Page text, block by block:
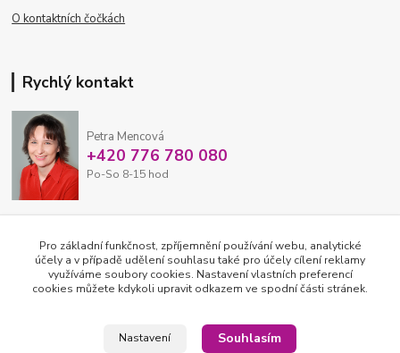
O kontaktních čočkách
Rychlý kontakt
Petra Mencová
+420 776 780 080
Po-So 8-15 hod
Pro základní funkčnost, zpříjemnění používání webu, analytické
účely a v případě udělení souhlasu také pro účely cílení reklamy
využíváme soubory cookies. Nastavení vlastních preferencí
cookies můžete kdykoli upravit odkazem ve spodní části stránek.
Nastavení Souhlasím